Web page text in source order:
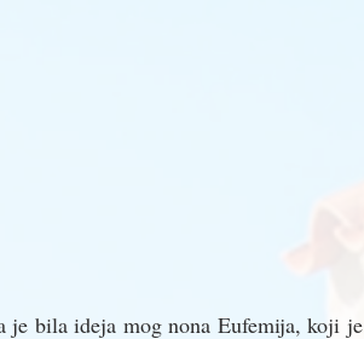
je bila ideja mog nona Eufemija, koji je